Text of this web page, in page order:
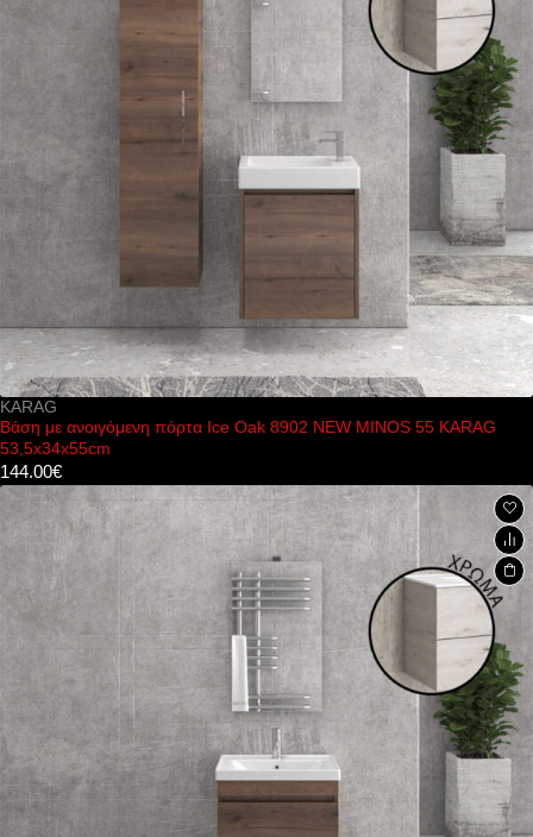
KARAG
Βάση με ανοιγόμενη πόρτα Ice Oak 8902 NEW MINOS 55 KARAG
53,5x34x55cm
144.00€